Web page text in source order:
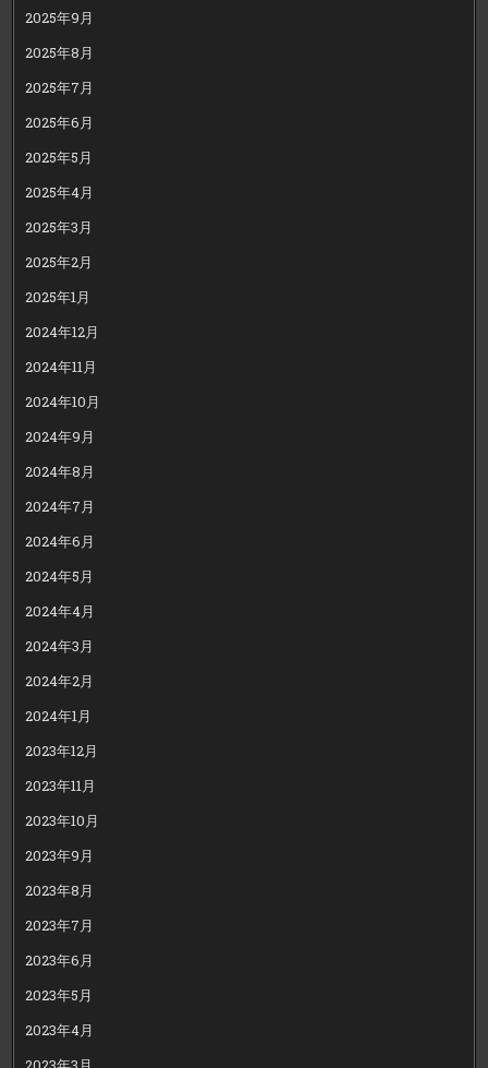
2025年9月
2025年8月
2025年7月
2025年6月
2025年5月
2025年4月
2025年3月
2025年2月
2025年1月
2024年12月
2024年11月
2024年10月
2024年9月
2024年8月
2024年7月
2024年6月
2024年5月
2024年4月
2024年3月
2024年2月
2024年1月
2023年12月
2023年11月
2023年10月
2023年9月
2023年8月
2023年7月
2023年6月
2023年5月
2023年4月